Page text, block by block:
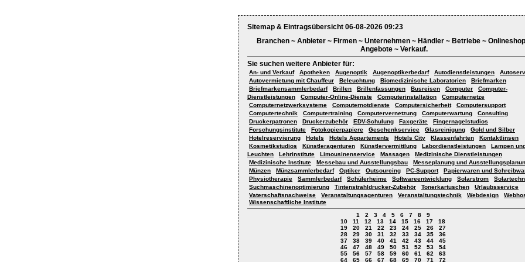
Sitemap & Eintragsübersicht 06-08-2026 09:23
Branchen ~ Anbieter ~ Firmen ~ Unternehmen ~ Händler ~ Betriebe ~
Angebote ~ Verkauf.
Sie suchen weitere Anbieter für:
An- und Verkauf Apotheken Augenoptik Augenoptikerbedarf Autodienstleistungen
Autovermietung mit Chauffeur
Beleuchtung Biomedizinische Laboratorien
Briefmarken
Briefmarkensammlerbedarf
Brillen Brillenfassungen Busreisen Computer
Computer-
Dienstleistungen
Computer-Online-Dienste Computerinstallation
Computernetze
Computernetzwerksysteme
Computernotdienste Computersicherheit
Computersupport
Computertechnik
Computertraining Computervernetzung Computerwartung
Consulting
Druckerpatronen
Druckerzubehör EDV-Schulung Faxgeräte
Fingernagelstudios
Forschungsinstitute
Fotokopierpapiere Geschenkservice Glasreinigung
Gold und Silber
Hotelreservierung
Hotels Hotels Appartements Hotels City Klassenfahrten
Kontaktlinsen
Kosmetikstudios
Künstleragenturen Künstlervermittlung Labordienstleistungen
Lampen und
Leuchten
Lehrinstitute Limousinenservice Massagen
Medizinische Dienstleistungen
Medizinische Institute
Messebau und Ausstellungsbau
Messeplanung und
Münzen
Münzsammlerbedarf Optiker Outsourcing PC-Support
Papierwaren und
Physiotherapie
Sammlerbedarf Schülerheime Softwareentwicklung Solarstrom
Suchmaschinenoptimierung
Tintenstrahldrucker-Zubehör Tonerkartuschen
Urlaubsservice
Vaterschaftsnachweise
Veranstaltungsagenturen Veranstaltungstechnik Webdesign
Wissenschaftliche Institute
1
2 3 4 5 6 7 8
9
10
11 12 13 14 15 16 17
18
19
20 21 22 23 24 25 26
27
28
29 30 31 32 33 34 35
36
37
38 39 40 41 42 43 44
45
46
47 48 49 50 51 52 53
54
55
56 57 58 59 60 61 62
63
64
65 66 67 68 69 70 71
72